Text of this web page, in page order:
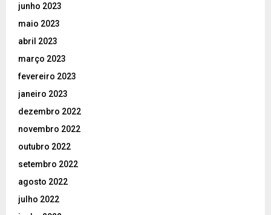
junho 2023
maio 2023
abril 2023
março 2023
fevereiro 2023
janeiro 2023
dezembro 2022
novembro 2022
outubro 2022
setembro 2022
agosto 2022
julho 2022